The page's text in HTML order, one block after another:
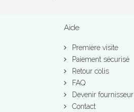
Aide
Première visite
Paiement sécurisé
Retour colis
FAQ
Devenir fournisseur
Contact